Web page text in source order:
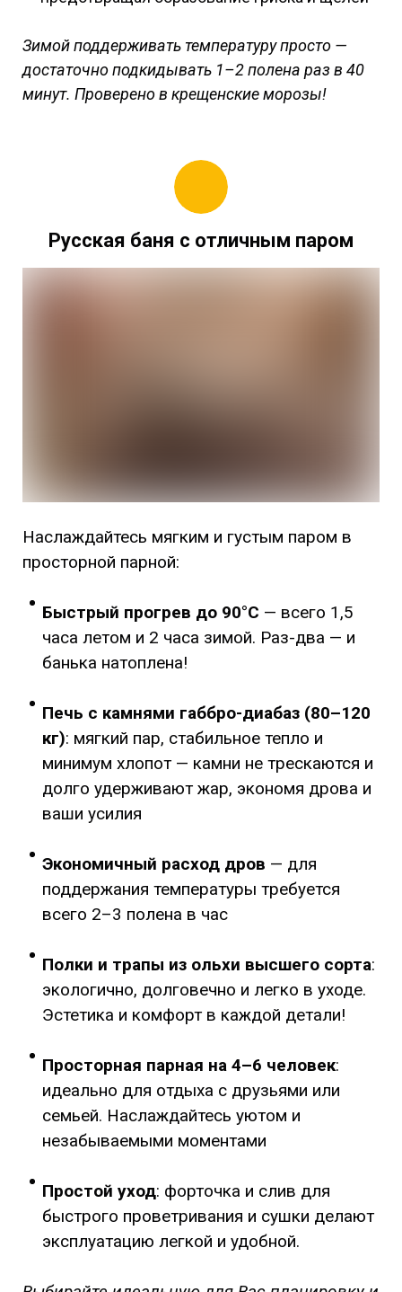
Зимой поддерживать температуру просто —
достаточно подкидывать 1–2 полена раз в 40
минут. Проверено в крещенские морозы!
Русская баня с отличным паром
Наслаждайтесь мягким и густым паром в
просторной парной:
Быстрый прогрев до 90°C — всего 1,5
часа летом и 2 часа зимой. Раз-два — и
банька натоплена!
Печь с камнями габбро-диабаз (80–120
кг): мягкий пар, стабильное тепло и
минимум хлопот — камни не трескаются и
долго удерживают жар, экономя дрова и
ваши усилия
Экономичный расход дров — для
поддержания температуры требуется
всего 2–3 полена в час
Полки и трапы из ольхи высшего сорта:
экологично, долговечно и легко в уходе.
Эстетика и комфорт в каждой детали!
Просторная парная на 4–6 человек:
идеально для отдыха с друзьями или
семьей. Наслаждайтесь уютом и
незабываемыми моментами
Простой уход: форточка и слив для
быстрого проветривания и сушки делают
эксплуатацию легкой и удобной.